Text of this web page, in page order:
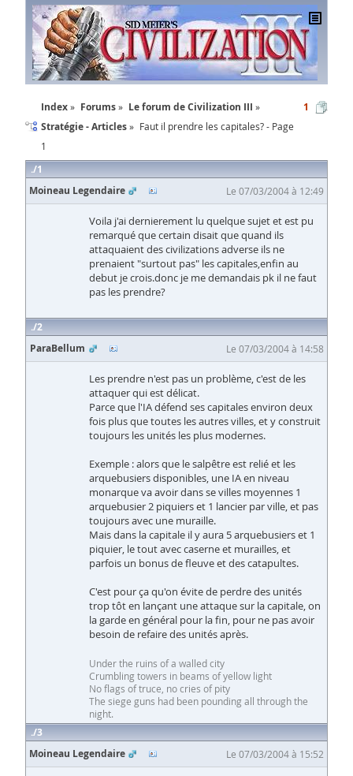
Index Forums
Le forum de Civilization III
Stratégie - Articles
Faut il prendre les capitales? - Page
1
1
1
Moineau Legendaire
Le 07/03/2004 à 12:49
Voila j'ai dernierement lu quelque sujet et est pu
remarqué que certain disait que quand ils
attaquaient des civilizations adverse ils ne
prenaient "surtout pas" les capitales,enfin au
debut je crois.donc je me demandais pk il ne faut
pas les prendre?
2
ParaBellum
Le 07/03/2004 à 14:58
Les prendre n'est pas un problème, c'est de les
attaquer qui est délicat.
Parce que l'IA défend ses capitales environ deux
fois plus que toutes les autres villes, et y construit
toujours les unités les plus modernes.
Exemple : alors que le salpêtre est relié et les
arquebusiers disponibles, une IA en niveau
monarque va avoir dans se villes moyennes 1
arquebusier 2 piquiers et 1 lancier par ville, et pas
toujours avec une muraille.
Mais dans la capitale il y aura 5 arquebusiers et 1
piquier, le tout avec caserne et murailles, et
parfois un bonus de fleuve et des catapultes.
C'est pour ça qu'on évite de perdre des unités
trop tôt en lançant une attaque sur la capitale, on
la garde en général pour la fin, pour ne pas avoir
besoin de refaire des unités après.
Under the ruins of a walled city
Crumbling towers in beams of yellow light
No flags of truce, no cries of pity
The siege guns had been pounding all through the
night.
3
Moineau Legendaire
Le 07/03/2004 à 15:52